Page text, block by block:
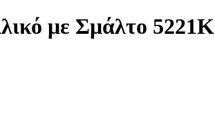
με Σμάλτο 5221K